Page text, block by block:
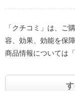
「クチコミ」は、ご
容、効果、効能を保
商品情報については